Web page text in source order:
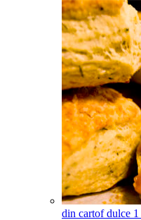
din cartof dulce 1